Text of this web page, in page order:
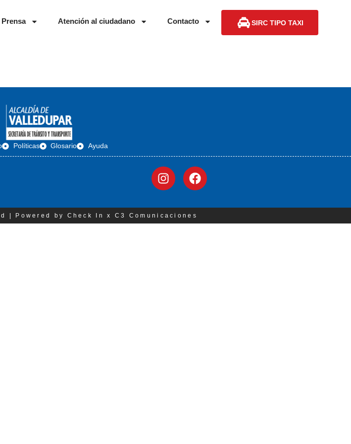
Prensa Atención al ciudadano Contacto SIRC TIPO TAXI
Políticas Glosario Ayuda
| Powered by Check In x C3 Comunicaciones